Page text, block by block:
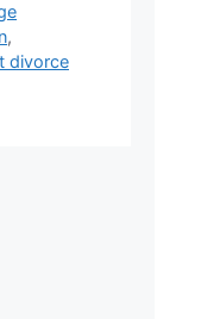
,
divorce